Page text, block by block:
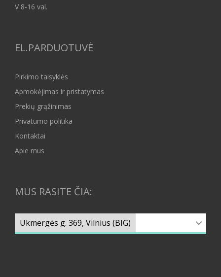
V 8-16 val.
EL.PARDUOTUVĖ
Pirkimo taisyklės
Apmokėjimas ir pristatymas
Prekių grąžinimas
Privatumo politika
Kontaktai
Apie mus
MUS RASITE ČIA: